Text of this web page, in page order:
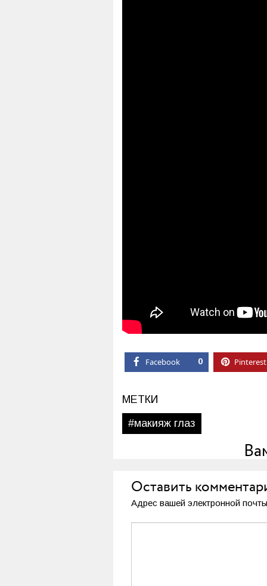
Facebook 0 Pinterest
МЕТКИ
#макияж глаз
Оставить
Адрес вашей электронной